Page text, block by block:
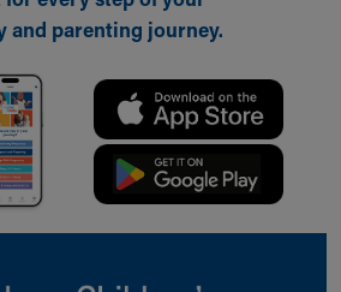
and parenting journey.